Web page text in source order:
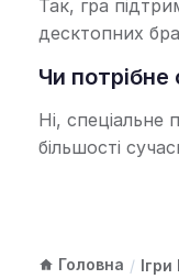
Так, гра
десктопних
Чи потрібне
Ні, спеціальне
більшості
Головна /